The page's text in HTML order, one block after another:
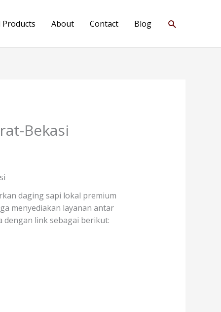
Products About Contact Blog Search
Bekasi
daging sapi lokal premium
menyediakan layanan antar
dengan link sebagai berikut: